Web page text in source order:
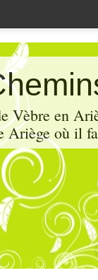
Vèbre en
Ariège où il